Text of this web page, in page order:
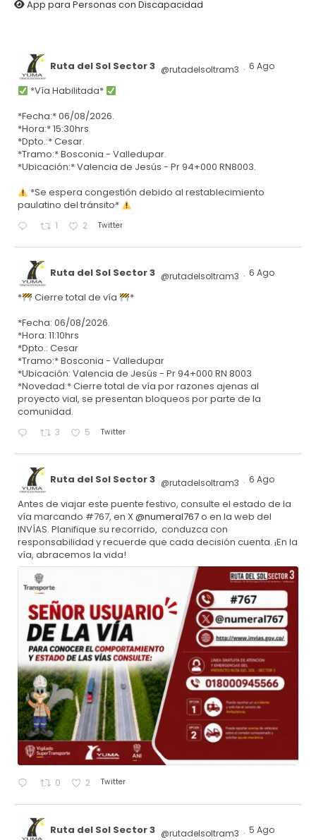
App para Personas con Discapacidad
Ruta del Sol Sector 3 @rutadelsoltram3 · 6 Ago
*Vía Habilitada*
*Fecha:* 06/08/2026.
*Hora:* 15:30hrs
*Dpto.:* Cesar.
*Tramo:* Bosconia - Valledupar.
*Ubicación:* Valencia de Jesús - Pr 94+000 RN8003.
*Se espera congestión debido al restablecimiento
paulatino del tránsito*
1 2 Twitter
Ruta del Sol Sector 3 @rutadelsoltram3 · 6 Ago
* Cierre total de vía
*
*Fecha: 06/08/2026.
*Hora: 11:10hrs
*Dpto.: Cesar
*Tramo:* Bosconia - Valledupar
*Ubicación: Valencia de Jesús - Pr 94+000 RN 8003
*Novedad:* Cierre total de vía por razones ajenas al
proyecto vial, se presentan bloqueos por parte de la
comunidad.
3 5 Twitter
Ruta del Sol Sector 3 @rutadelsoltram3 · 6 Ago
Antes de viajar este puente festivo, consulte el estado de la
vía marcando #767, en X@numeral767o en la web del
INVÍAS. Planifique su recorrido, conduzca con
responsabilidad y recuerde que cada decisión cuenta. ¡En la
vía, abracemos la vida!
0 2 Twitter
Ruta del Sol Sector 3 @rutadelsoltram3 · 5 Ago